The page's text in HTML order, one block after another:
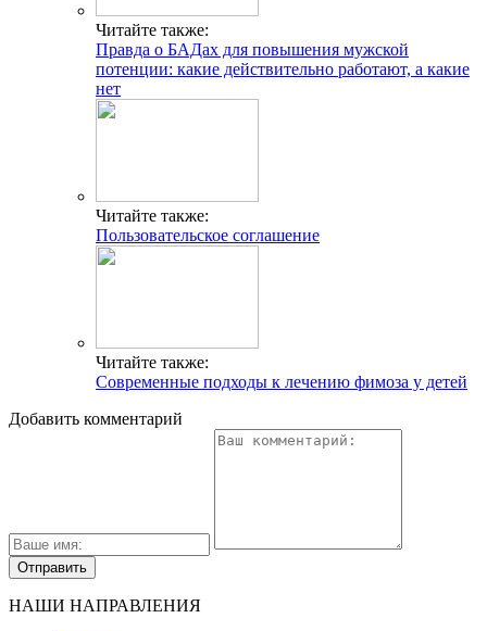
Читайте также:
Правда о БАДах для повышения мужской
потенции: какие действительно работают, а какие
нет
Читайте также:
Пользовательское соглашение
Читайте также:
Современные подходы к лечению фимоза у детей
Добавить комментарий
НАШИ НАПРАВЛЕНИЯ